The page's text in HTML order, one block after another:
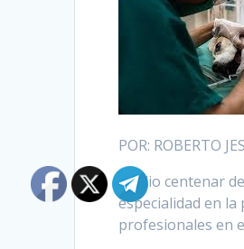
POR: ROBERTO
Medio centenar
especialidad en
profesionales en